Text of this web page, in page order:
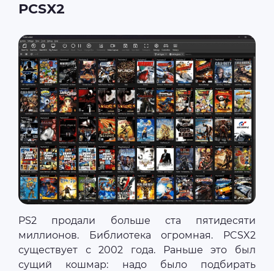
PCSX2
PS2 продали больше ста пятидесяти
миллионов. Библиотека огромная. PCSX2
существует с 2002 года. Раньше это был
сущий кошмар: надо было подбирать